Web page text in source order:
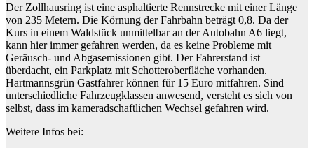
Der Zollhausring ist eine asphaltierte Rennstrecke mit einer Länge
von 235 Metern. Die Körnung der Fahrbahn beträgt 0,8. Da der
Kurs in einem Waldstück unmittelbar an der Autobahn A6 liegt,
kann hier immer gefahren werden, da es keine Probleme mit
Geräusch- und Abgasemissionen gibt. Der Fahrerstand ist
überdacht, ein Parkplatz mit Schotteroberfläche vorhanden.
Hartmannsgrün Gastfahrer können für 15 Euro mitfahren. Sind
unterschiedliche Fahrzeugklassen anwesend, versteht es sich von
selbst, dass im kameradschaftlichen Wechsel gefahren wird.
Weitere Infos bei: